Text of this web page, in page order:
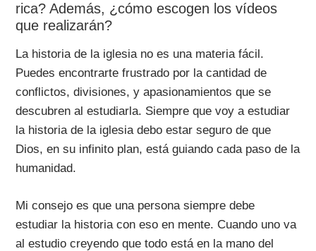
rica? Además, ¿cómo escogen los vídeos
que realizarán?
La historia de la iglesia no es una materia fácil.
Puedes encontrarte frustrado por la cantidad de
conflictos, divisiones, y apasionamientos que se
descubren al estudiarla. Siempre que voy a estudiar
la historia de la iglesia debo estar seguro de que
Dios, en su infinito plan, está guiando cada paso de la
humanidad.
Mi consejo es que una persona siempre debe
estudiar la historia con eso en mente. Cuando uno va
al estudio creyendo que todo está en la mano del